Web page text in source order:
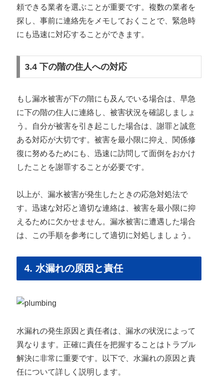
頼できる業者を選ぶことが重要です。複数の業者を
探し、事前に連絡先をメモしておくことで、緊急時
にも迅速に対応することができます。
3.4 下の階の住人への対応
もし漏水被害が下の階にも及んでいる場合は、早急
に下の階の住人に連絡し、被害状況を確認しましょ
う。自分が被害を引き起こした場合は、謝罪と誠意
ある対応が大切です。被害を最小限に抑え、関係修
復に努めるためにも、迅速に訪問して面倒をおかけ
したことを謝罪することが必要です。
以上が、漏水被害が発生したときの応急対処法で
す。迅速な対応と適切な連絡は、被害を最小限に抑
えるために欠かせません。漏水被害に遭遇した場合
は、この手順を参考にして適切に対処しましょう。
4. 水漏れの原因と責任
水漏れの発生原因と責任者は、漏水の状況によって
異なります。正確に責任を把握することはトラブル
解決に非常に重要です。以下で、水漏れの原因と責
任について詳しく説明します。